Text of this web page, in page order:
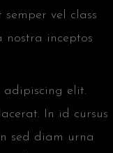
vel class
inceptos
adipiscing elit.
In id cursus
sed diam urna